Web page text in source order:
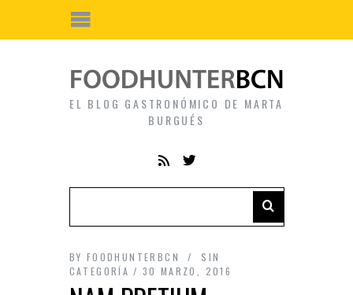
EL BLOG GASTRONÓMICO DE MARTA
BURGUÉS
BY FOODHUNTERBCN
SIN
CATEGORÍA
30 MARZO, 2016